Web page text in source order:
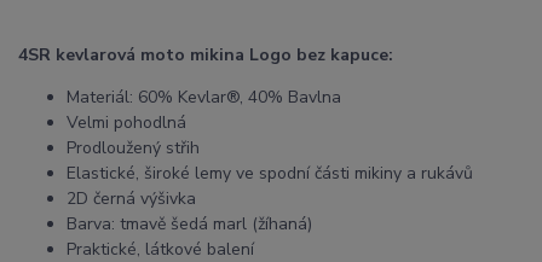
4SR kevlarová moto mikina Logo bez kapuce:
Materiál: 60% Kevlar®, 40% Bavlna
Velmi pohodlná
Prodloužený střih
Elastické, široké lemy ve spodní části mikiny a rukávů
2D černá výšivka
Barva: tmavě šedá marl (žíhaná)
Praktické, látkové balení